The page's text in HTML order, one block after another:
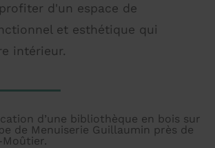
d'un espace de
et esthétique qui
intérieur.
d’une bibliothèque en bois sur
de Menuiserie Guillaumin près de